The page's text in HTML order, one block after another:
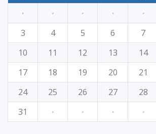
·
· · · ·
3
4 5 6 7
10
11 12 13 14
17
18 19 20 21
24
25 26 27 28
31
· · · ·